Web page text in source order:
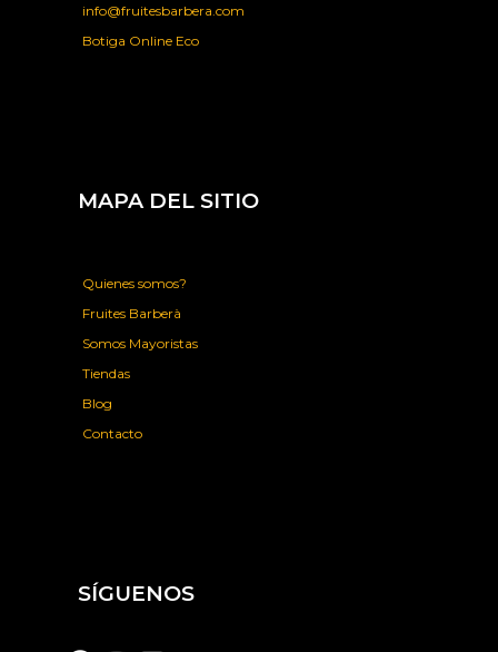
info@fruitesbarbera.com
Botiga Online Eco
MAPA DEL SITIO
Quienes somos?
Fruites Barberà
Somos Mayoristas
Tiendas
Blog
Contacto
SÍGUENOS